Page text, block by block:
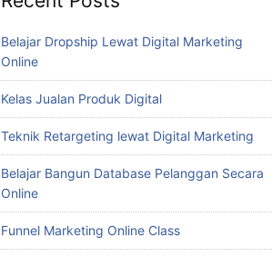
Belajar Dropship Lewat Digital Marketing
Online
Kelas Jualan Produk Digital
Teknik Retargeting lewat Digital Marketing
Belajar Bangun Database Pelanggan Secara
Online
Funnel Marketing Online Class